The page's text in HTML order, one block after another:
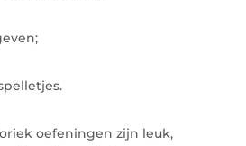
oefeningen zijn leuk,